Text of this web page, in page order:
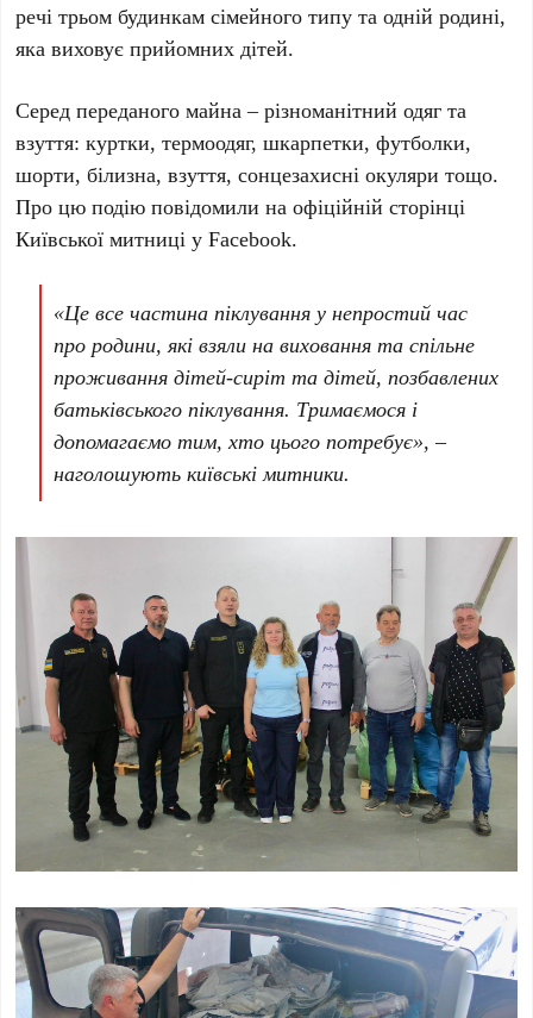
речі трьом будинкам сімейного типу та одній родині,
яка виховує прийомних дітей.
Серед переданого майна – різноманітний одяг та
взуття:куртки, термоодяг, шкарпетки, футболки,
шорти, білизна, взуття, сонцезахисні окуляри тощо.
Про цю подію повідомили на офіційній сторінці
Київської митниці у Facebook.
«Це все частина піклування у непростий час
про родини, які взяли на виховання та спільне
проживання дітей-сиріт та дітей, позбавлених
батьківського піклування. Тримаємося і
допомагаємо тим, хто цього потребує», –
наголошують київські митники.